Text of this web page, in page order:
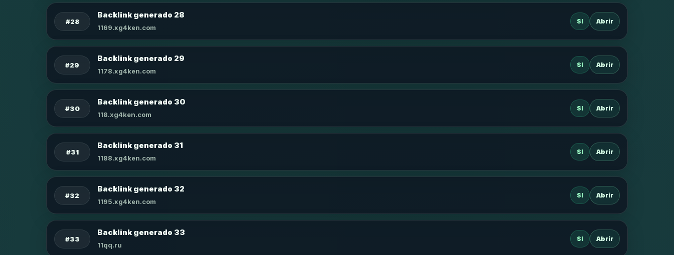
#28
Backlink generado 28
1169.xg4ken.com
SI Abrir
#29
Backlink generado 29
1178.xg4ken.com
SI Abrir
#30
Backlink generado 30
118.xg4ken.com
SI Abrir
#31
Backlink generado 31
1188.xg4ken.com
SI Abrir
#32
Backlink generado 32
1195.xg4ken.com
SI Abrir
#33
Backlink generado 33
11qq.ru
SI Abrir